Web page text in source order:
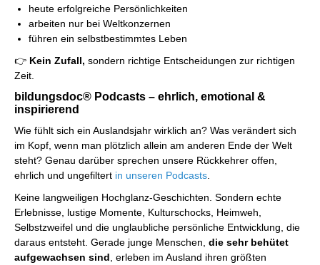
heute erfolgreiche Persönlichkeiten
arbeiten nur bei Weltkonzernen
führen ein selbstbestimmtes Leben
👉 Kein Zufall, sondern richtige Entscheidungen zur richtigen
Zeit.
bildungsdoc® Podcasts – ehrlich, emotional &
inspirierend
Wie fühlt sich ein Auslandsjahr wirklich an? Was verändert sich
im Kopf, wenn man plötzlich allein am anderen Ende der Welt
steht? Genau darüber sprechen unsere Rückkehrer offen,
ehrlich und ungefiltert in unseren Podcasts
Keine langweiligen Hochglanz-Geschichten. Sondern echte
Erlebnisse, lustige Momente, Kulturschocks, Heimweh,
Selbstzweifel und die unglaubliche persönliche Entwicklung, die
daraus entsteht. Gerade junge Menschen, die sehr behütet
aufgewachsen sind , erleben im Ausland ihren größten